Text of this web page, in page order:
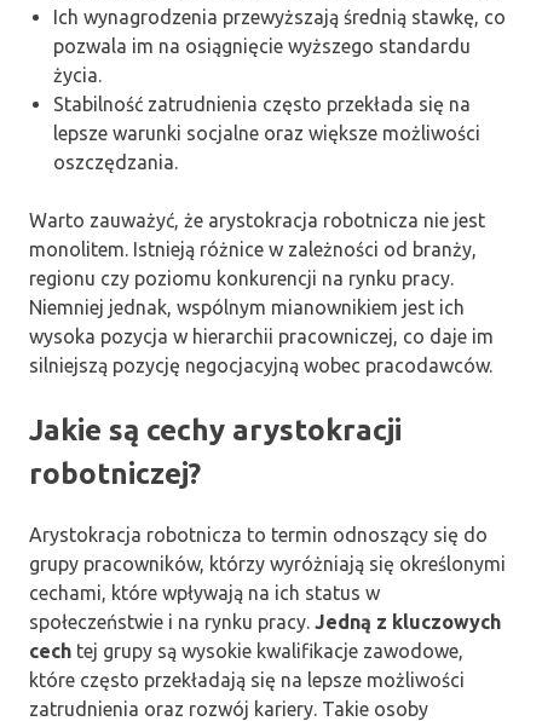
Ich wynagrodzenia przewyższają średnią stawkę, co
pozwala im na osiągnięcie wyższego standardu
życia.
Stabilność zatrudnienia często przekłada się na
lepsze warunki socjalne oraz większe możliwości
oszczędzania.
Warto zauważyć, że arystokracja robotnicza nie jest
monolitem. Istnieją różnice w zależności od branży,
regionu czy poziomu konkurencji na rynku pracy.
Niemniej jednak, wspólnym mianownikiem jest ich
wysoka pozycja w hierarchii pracowniczej, co daje im
silniejszą pozycję negocjacyjną wobec pracodawców.
Jakie są cechy arystokracji
robotniczej?
Arystokracja robotnicza to termin odnoszący się do
grupy pracowników, którzy wyróżniają się określonymi
cechami, które wpływają na ich status w
społeczeństwie i na rynku pracy. Jedną z kluczowych
cech tej grupy są wysokie kwalifikacje zawodowe,
które często przekładają się na lepsze możliwości
zatrudnienia oraz rozwój kariery. Takie osoby